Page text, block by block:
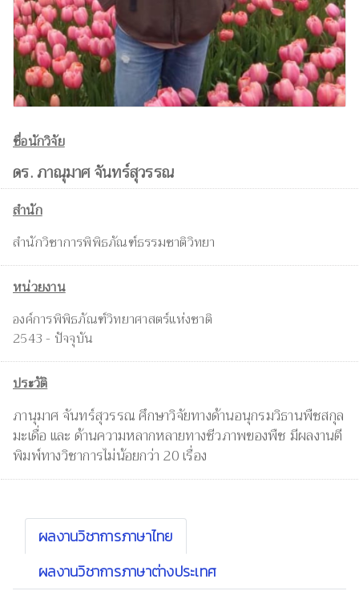
ชื่อนักวิจัย
ดร. ภาณุมาศ จันทร์สุวรรณ
สำนัก
สำนักวิชาการพิพิธภัณฑ์ธรรมชาติวิทยา
หน่วยงาน
องค์การพิพิธภัณฑ์วิทยาศาสตร์แห่งชาติ
2543 - ปัจจุบัน
ประวัติ
ภานุมาศ จันทร์สุวรรณ ศึกษาวิจัยทางด้านอนุกรมวิธานพืชสกุล
มะเดื่อ และ ด้านความหลากหลายทางชีวภาพของพืช มีผลงานตี
พิมพ์ทางวิชาการไม่น้อยกว่า 20 เรื่อง
ผลงานวิชาการภาษาไทย
ผลงานวิชาการภาษาต่างประเทศ